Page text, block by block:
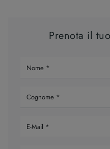
Prenota il